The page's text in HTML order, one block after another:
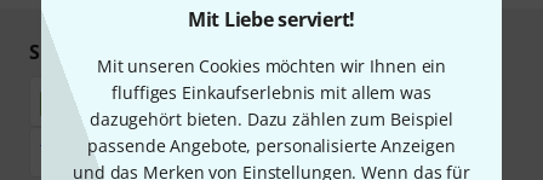
Mit Liebe serviert!
Mit unseren Cookies möchten wir Ihnen ein
fluffiges Einkaufserlebnis mit allem was
dazugehört bieten. Dazu zählen zum Beispiel
passende Angebote, personalisierte Anzeigen
und das Merken von Einstellungen. Wenn das für
Sicher einkaufen & bezahlen